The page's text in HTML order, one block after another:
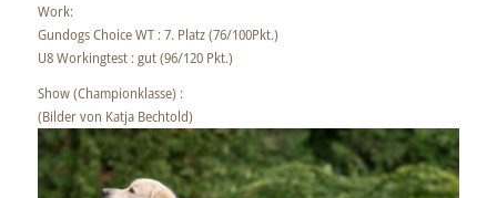
Work:
Gundogs Choice WT : 7. Platz (76/100Pkt.)
U8 Workingtest : gut (96/120 Pkt.)
Show (Championklasse) :
(Bilder von Katja Bechtold)